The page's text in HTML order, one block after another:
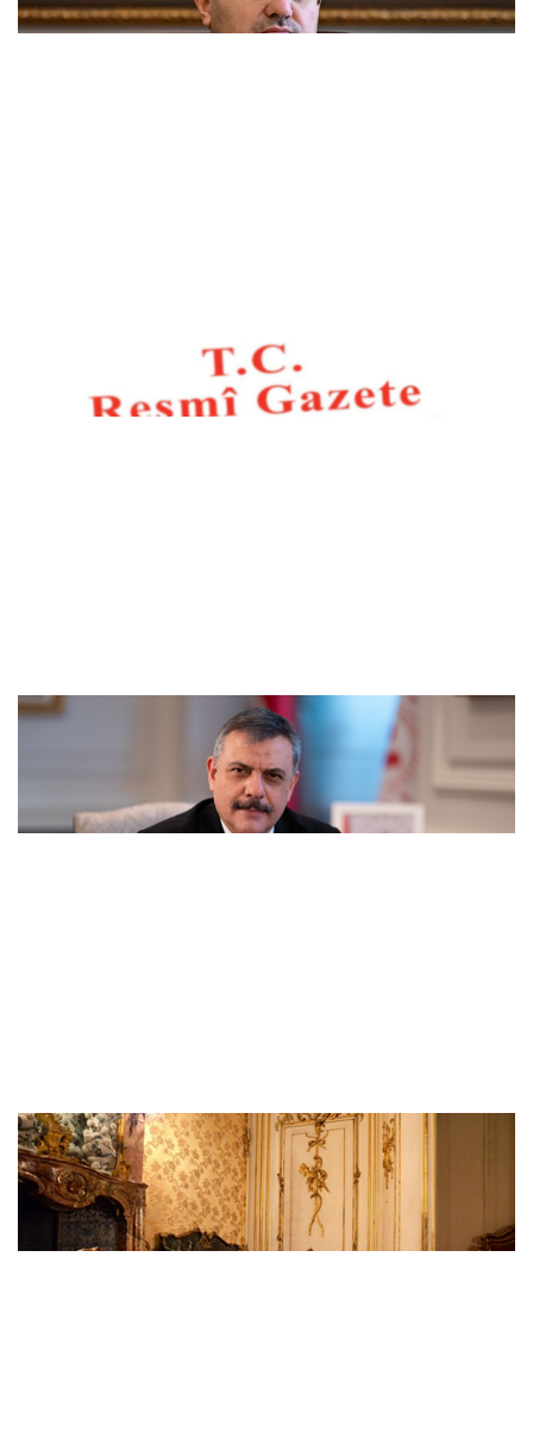
Resmi Gazete başlıkları
Bakan Çiftçi: Türkeli’nin gönlümüzde
müstesna bir yeri var
Dışişleri Bakanlığı'nda Suriye gündemli
Kurumlararası Eşgüdüm Toplantısı